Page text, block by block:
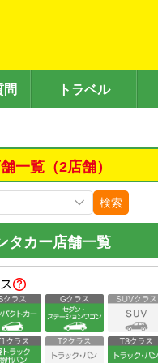
問 トラベル
一覧（2店舗）
検索
タカー店舗一覧